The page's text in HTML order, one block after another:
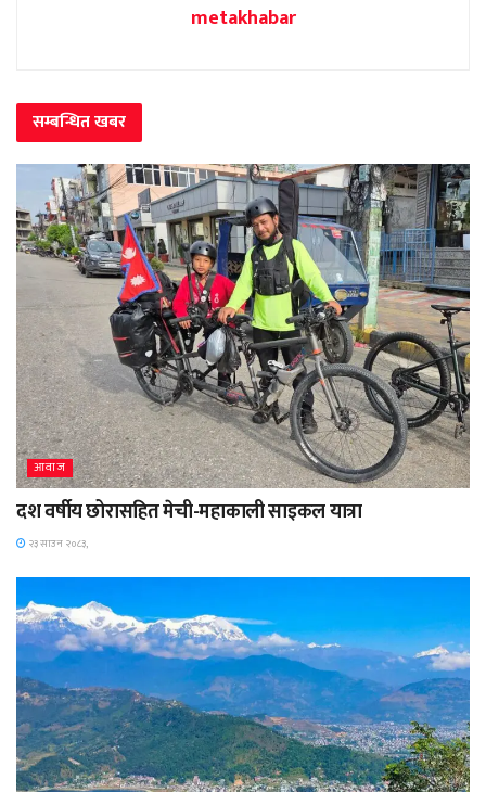
metakhabar
सम्बन्धितखबर
आवाज
दश वर्षीय छोरासहित मेची-महाकाली साइकल यात्रा
२३ साउन २०८३,